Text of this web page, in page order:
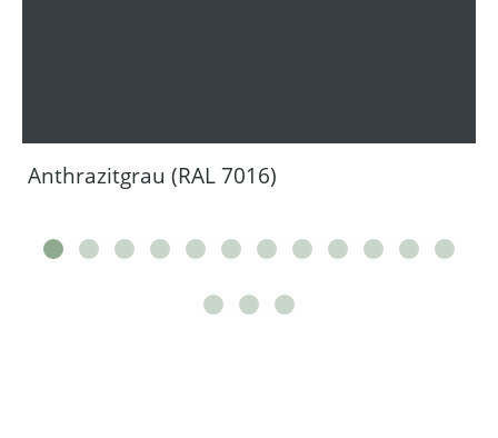
Anthrazitgrau (RAL 7016)